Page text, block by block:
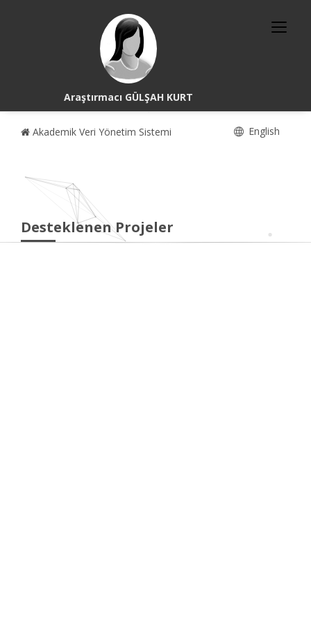
Araştırmacı GÜLŞAH KURT
Akademik Veri Yönetim Sistemi English
Desteklenen Projeler